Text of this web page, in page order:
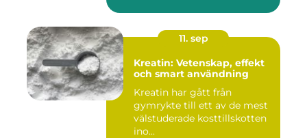
11. sep
Kreatin: Vetenskap, effekt
och smart användning
Kreatin har gått från
gymrykte till ett av de mest
välstuderade kosttillskotten
ino...